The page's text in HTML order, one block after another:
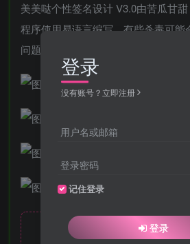
美美哒个性签名设计 V3.0由苦瓜甘甜
程序使用易语言编写，有些杀毒可能
问题的。
隐藏内容，请登录
登录
没有账号？立即注册
用户名或邮箱
登录密码
记住登录
登录